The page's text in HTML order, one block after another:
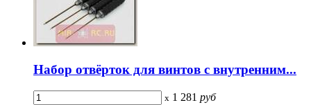
Набор отвёрток для винтов с внутренним...
x 1 281 руб